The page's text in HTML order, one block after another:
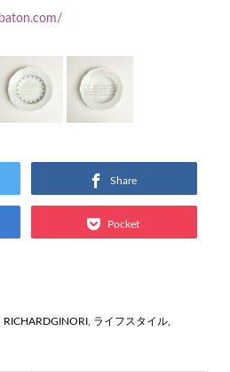
Share
Pocket
RICHARDGINORI, ライフスタイル,